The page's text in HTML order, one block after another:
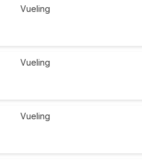
Vueling
Vueling
Vueling